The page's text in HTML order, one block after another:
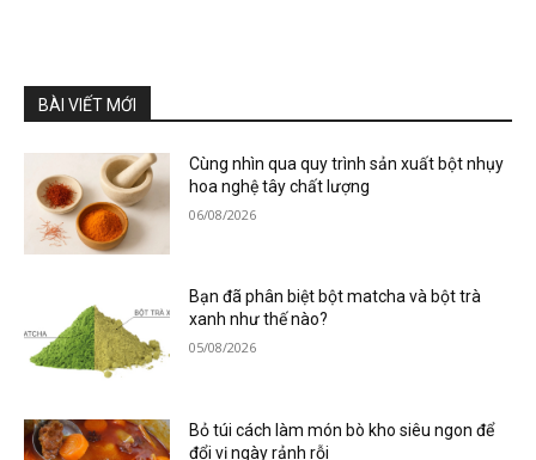
BÀI VIẾT MỚI
Cùng nhìn qua quy trình sản xuất bột nhụy
hoa nghệ tây chất lượng
06/08/2026
Bạn đã phân biệt bột matcha và bột trà
xanh như thế nào?
05/08/2026
Bỏ túi cách làm món bò kho siêu ngon để
đổi vị ngày rảnh rỗi